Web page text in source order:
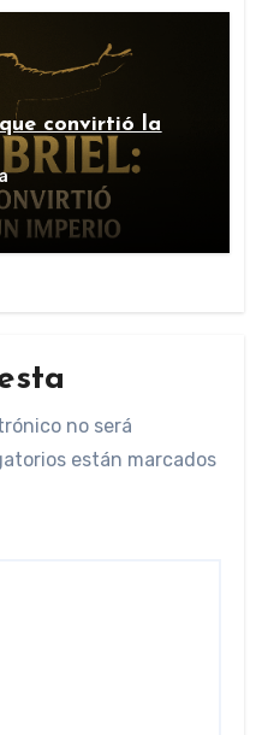
convirtió la
no será
están marcados